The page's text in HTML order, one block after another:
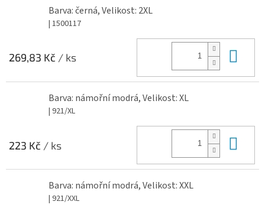
Barva: černá, Velikost: 2XL
| 1500117
269,83 Kč / ks
Barva: námořní modrá, Velikost: XL
| 921/XL
223 Kč / ks
Barva: námořní modrá, Velikost: XXL
| 921/XXL